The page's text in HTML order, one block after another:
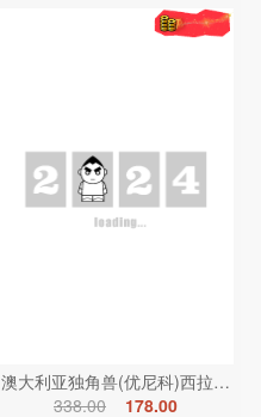
澳大利亚独角兽(优尼科)西拉红葡
338.00
178.00